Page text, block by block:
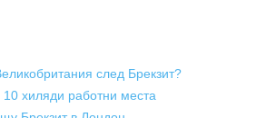
след Брекзит?
хиляди работни места